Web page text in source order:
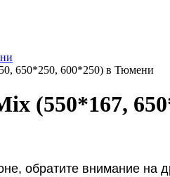
650*250, 600*250) в Тюмени
(550*167,
обратите внимание на